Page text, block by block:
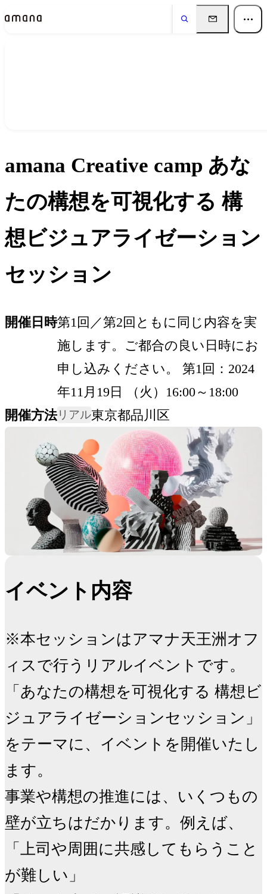
amana Creative camp あな
たの構想を可視化する 構
想ビジュアライゼーション
セッション
開催日時第1回／第2回ともに同じ内容を実
施します。ご都合の良い日時にお
申し込みください。 第1回：2024
年11月19日 （火）16:00～18:00
開催方法リアル東京都品川区
イベント内容
※本セッションはアマナ天王洲オフ
ィスで行うリアルイベントです。
「あなたの構想を可視化する 構想ビ
ジュアライゼーションセッション」
をテーマに、イベントを開催いたし
ます。
事業や構想の推進には、いくつもの
壁が立ちはだかります。例えば、
「上司や周囲に共感してもらうこと
が難しい」